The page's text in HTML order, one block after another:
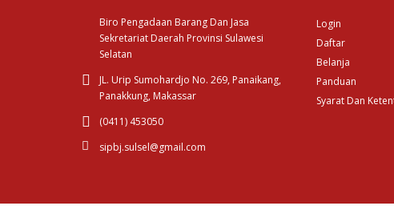
Biro Pengadaan Barang Dan Jasa
Sekretariat Daerah Provinsi Sulawesi
Selatan
JL. Urip Sumohardjo No. 269, Panaikang,
Panakkung, Makassar
(0411) 453050
sipbj.sulsel@gmail.com
Login
Daftar
Belanja
Panduan
Syarat Dan